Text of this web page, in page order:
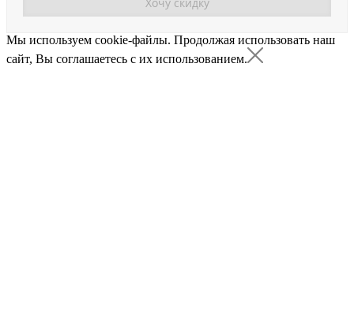
Мы используем cookie-файлы. Продолжая использовать наш
сайт, Вы соглашаетесь с их использованием.